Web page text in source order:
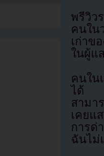
พรีวิว
คนใน
เก่าข
ในผู้แ
คนใน
ได้ ใ
สามา
เคยแ
การด่
ฉันไม่